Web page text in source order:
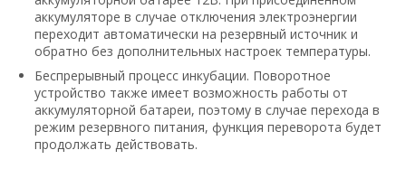
аккумуляторе в случае отключения электроэнергии
переходит автоматически на резервный источник и
обратно без дополнительных настроек температуры.
Беспрерывный процесс инкубации. Поворотное
устройство также имеет возможность работы от
аккумуляторной батареи, поэтому в случае перехода в
режим резервного питания, функция переворота будет
продолжать действовать.